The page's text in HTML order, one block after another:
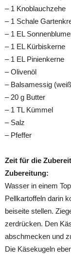
– 1 Knoblauchzehe
– 1 Schale
– 1 EL
– 1 EL Kürbiskerne
– 1 EL Pinienkerne
– Olivenöl
– Balsamessig
– 20 g Butter
– 1 TL Kümmel
– Salz
– Pfeffer
Zeit für die
Zubereitung:
Wasser in einem
Pellkartoffeln darin
beiseite stellen.
zerdrücken. Den
abschmecken und
Die Käsekugeln